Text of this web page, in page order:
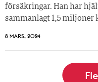
försäkringar. Han har
sammanlagt 1,5 miljoner
8 MARS, 2024